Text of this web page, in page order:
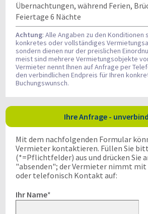
Übernachtungen, während Ferien,
Feiertage 6 Nächte
Achtung: Alle Angaben zu den Konditionen
konkretes oder vollständiges
sondern dienen nur der preislichen
meist sind mehrere Vermietungsobjekte
Vermieter nennt Ihnen auf Anfrage per
den verbindlichen Endpreis für Ihren
Buchungswunsch.
Ihre Anfrage -
Mit dem nachfolgenden Formular
Vermieter kontaktieren. Füllen Sie
(*=Pflichtfelder) aus und drücken Sie
"absenden"; der Vermieter nimmt mit
oder telefonisch Kontakt auf:
Ihr Name*